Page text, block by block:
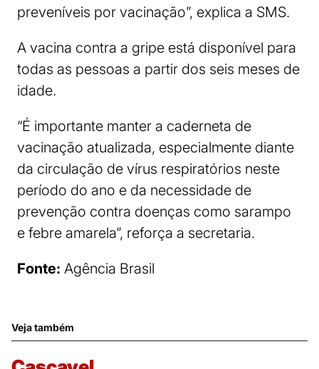
preveníveis por vacinação”, explica a SMS.
A vacina contra a gripe está disponível para
todas as pessoas a partir dos seis meses de
idade.
“É importante manter a caderneta de
vacinação atualizada, especialmente diante
da circulação de vírus respiratórios neste
período do ano e da necessidade de
prevenção contra doenças como sarampo
e febre amarela”, reforça a secretaria.
Fonte: Agência Brasil
Veja também